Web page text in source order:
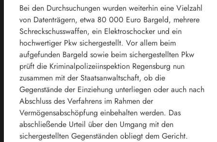
Bei den Durchsuchungen wurden weiterhin eine Vielzahl
von Datenträgern, etwa 80 000 Euro Bargeld, mehrere
Schreckschusswaffen, ein Elektroschocker und ein
hochwertiger Pkw sichergestellt. Vor allem beim
aufgefunden Bargeld sowie beim sichergestellten Pkw
prüft die Kriminalpolizeiinspektion Regensburg nun
zusammen mit der Staatsanwaltschaft, ob die
Gegenstände der Einziehung unterliegen oder auch nach
Abschluss des Verfahrens im Rahmen der
Vermögensabschöpfung einbehalten werden. Das
abschließende Urteil über den Umgang mit den
sichergestellten Gegenständen obliegt dem Gericht.